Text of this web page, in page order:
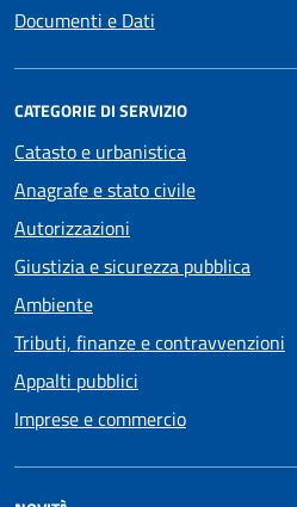
Documenti e Dati
CATEGORIE DI SERVIZIO
Catasto e urbanistica
Anagrafe e stato civile
Autorizzazioni
Giustizia e sicurezza pubblica
Ambiente
Tributi, finanze e contravvenzioni
Appalti pubblici
Imprese e commercio